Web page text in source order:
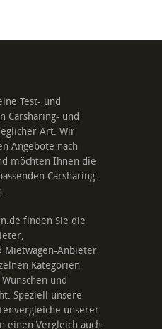
Test- und
Carsharing- und
Art. Wir
Angebote nach
möchten Ihnen die
Carsharing-
finden Sie die
Mietwagen-Anbieter
Kategorien
und
Speziell unsere
unserer
einen Vergleich auch